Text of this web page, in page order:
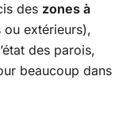
des zones à
extérieurs),
des parois,
beaucoup dans